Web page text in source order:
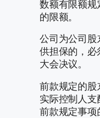
数额有限额规
的限额。
公司为公司股
供担保的，必
大会决议。
前款规定的股
实际控制人支
前款规定事项